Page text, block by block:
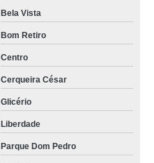
Bela Vista
Bom Retiro
Centro
Cerqueira César
Glicério
Liberdade
Parque Dom Pedro